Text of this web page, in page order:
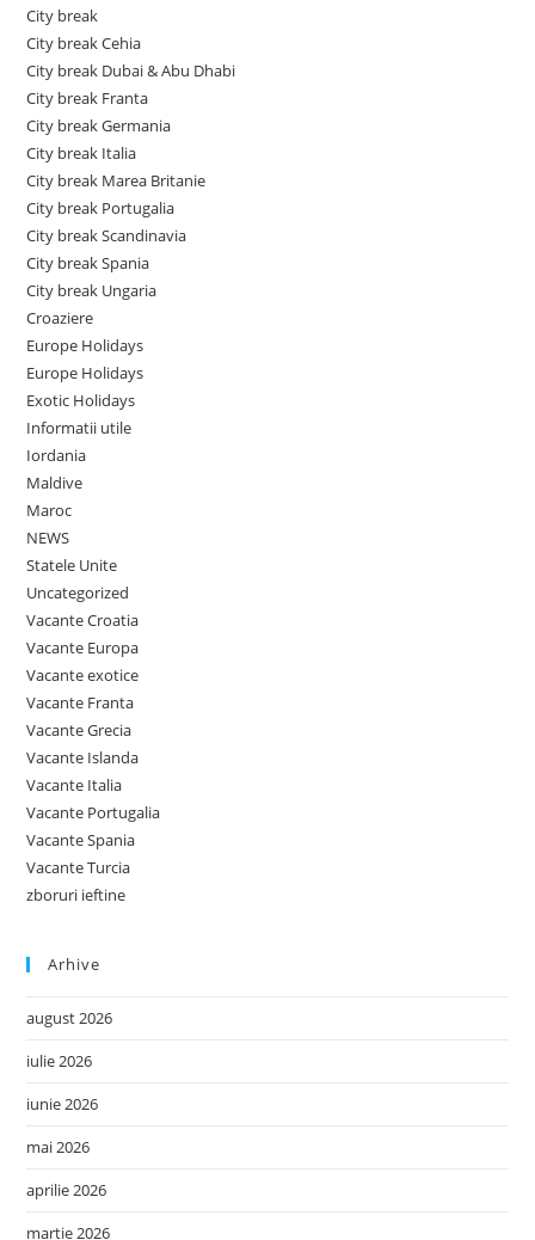
City break
City break Cehia
City break Dubai & Abu Dhabi
City break Franta
City break Germania
City break Italia
City break Marea Britanie
City break Portugalia
City break Scandinavia
City break Spania
City break Ungaria
Croaziere
Europe Holidays
Europe Holidays
Exotic Holidays
Informatii utile
Iordania
Maldive
Maroc
NEWS
Statele Unite
Uncategorized
Vacante Croatia
Vacante Europa
Vacante exotice
Vacante Franta
Vacante Grecia
Vacante Islanda
Vacante Italia
Vacante Portugalia
Vacante Spania
Vacante Turcia
zboruri ieftine
Arhive
august 2026
iulie 2026
iunie 2026
mai 2026
aprilie 2026
martie 2026